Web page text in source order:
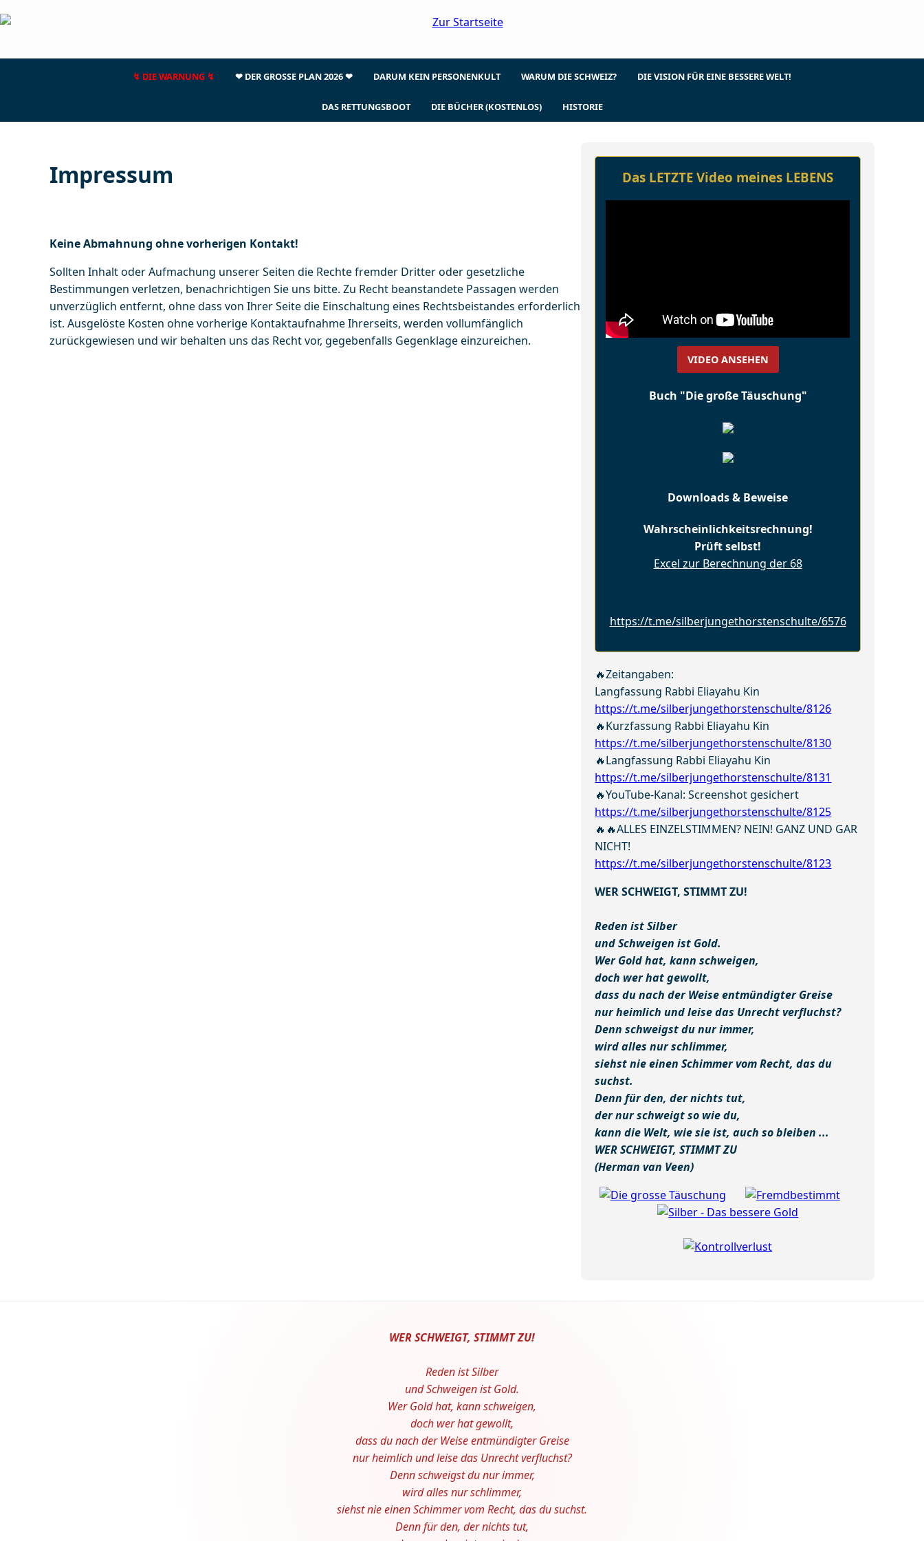
↯ DIE WARNUNG ↯ ❤ DER GROSSE PLAN 2026 ❤ DARUM KEIN PERSONENKULT WARUM DIE SCHWEIZ? DIE VISION FÜR EINE BESSERE WELT!
DAS RETTUNGSBOOT DIE BÜCHER (KOSTENLOS) HISTORIE
Impressum
Keine Abmahnung ohne vorherigen Kontakt!
Sollten Inhalt oder Aufmachung unserer Seiten die Rechte fremder Dritter oder gesetzliche
Bestimmungen verletzen, benachrichtigen Sie uns bitte. Zu Recht beanstandete Passagen werden
unverzüglich entfernt, ohne dass von Ihrer Seite die Einschaltung eines Rechtsbeistandes erforderlich
ist. Ausgelöste Kosten ohne vorherige Kontaktaufnahme Ihrerseits, werden vollumfänglich
zurückgewiesen und wir behalten uns das Recht vor, gegebenfalls Gegenklage einzureichen.
Das LETZTE Video meines LEBENS
VIDEO ANSEHEN
Buch "Die große Täuschung"
Downloads & Beweise
Wahrscheinlichkeitsrechnung!
Prüft selbst!
Excel zur Berechnung der 68
https://t.me/silberjungethorstenschulte/6576
🔥Zeitangaben:
Langfassung Rabbi Eliayahu Kin
https://t.me/silberjungethorstenschulte/8126
🔥Kurzfassung Rabbi Eliayahu Kin
https://t.me/silberjungethorstenschulte/8130
🔥Langfassung Rabbi Eliayahu Kin
https://t.me/silberjungethorstenschulte/8131
🔥YouTube-Kanal: Screenshot gesichert
https://t.me/silberjungethorstenschulte/8125
🔥🔥ALLES EINZELSTIMMEN? NEIN! GANZ UND GAR
NICHT!
https://t.me/silberjungethorstenschulte/8123
WER SCHWEIGT, STIMMT ZU!
Reden ist Silber
und Schweigen ist Gold.
Wer Gold hat, kann schweigen,
doch wer hat gewollt,
dass du nach der Weise entmündigter Greise
nur heimlich und leise das Unrecht verfluchst?
Denn schweigst du nur immer,
wird alles nur schlimmer,
siehst nie einen Schimmer vom Recht, das du
suchst.
Denn für den, der nichts tut,
der nur schweigt so wie du,
kann die Welt, wie sie ist, auch so bleiben ...
WER SCHWEIGT, STIMMT ZU
(Herman van Veen)
WER SCHWEIGT, STIMMT ZU!
Reden ist Silber
und Schweigen ist Gold.
Wer Gold hat, kann schweigen,
doch wer hat gewollt,
dass du nach der Weise entmündigter Greise
nur heimlich und leise das Unrecht verfluchst?
Denn schweigst du nur immer,
wird alles nur schlimmer,
siehst nie einen Schimmer vom Recht, das du suchst.
Denn für den, der nichts tut,